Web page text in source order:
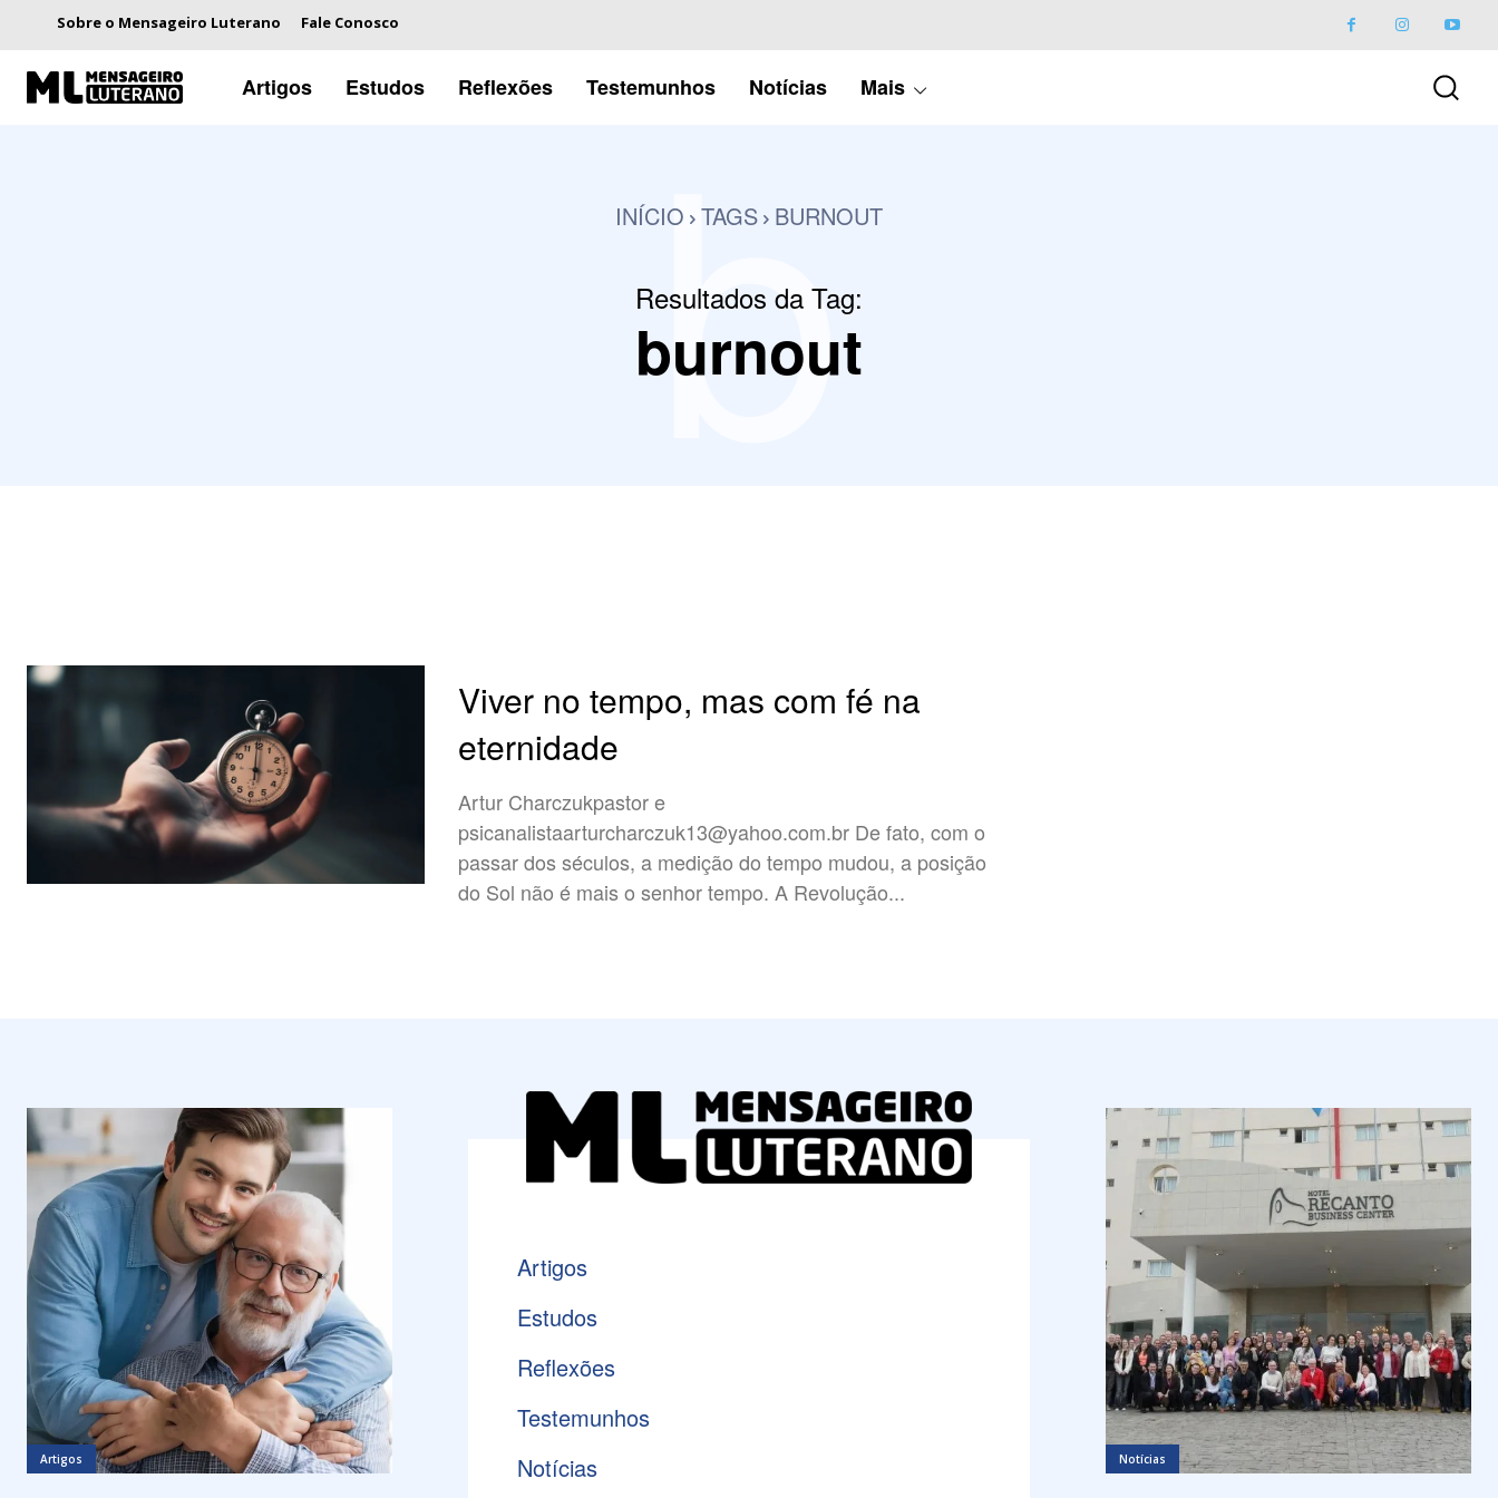
Sobre o Mensageiro Luterano Fale Conosco
Artigos Estudos Reflexões Testemunhos Notícias Mais
INÍCIO TAGS BURNOUT
Resultados da Tag:
burnout
b
Viver no tempo, mas com fé na
eternidade
Artur Charczukpastor e
psicanalistaarturcharczuk13@yahoo.com.br
passar dos séculos, a medição do tempo mudou, a posição
do Sol não é mais o senhor tempo. A Revolução...
Artigos
Artigos
Estudos
Reflexões
Testemunhos
Notícias
Notícias